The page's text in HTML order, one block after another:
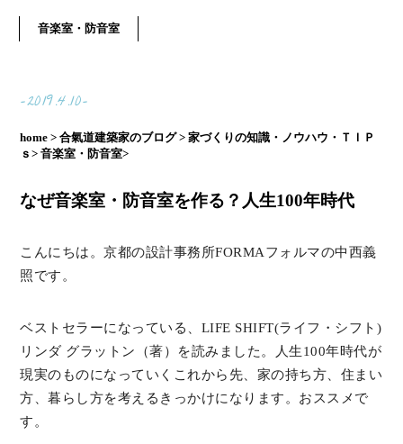
音楽室・防音室
-2019.4.10-
home > 合氣道建築家のブログ > 家づくりの知識・ノウハウ・ＴＩＰ
ｓ> 音楽室・防音室>
なぜ音楽室・防音室を作る？人生100年時代
こんにちは。京都の設計事務所FORMAフォルマの中西義
照です。
ベストセラーになっている、LIFE SHIFT(ライフ・シフト)
リンダ グラットン（著）を読みました。人生100年時代が
現実のものになっていくこれから先、家の持ち方、住まい
方、暮らし方を考えるきっかけになります。おススメで
す。